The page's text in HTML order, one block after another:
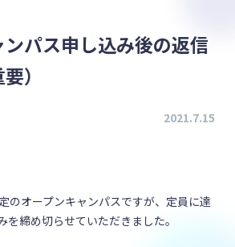
パス申し込み後の返信
）
2021.7.15
のオープンキャンパスですが、定員に達
を締め切らせていただきました。